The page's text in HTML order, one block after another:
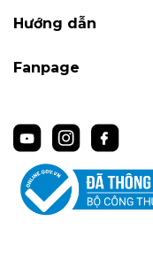
Hướng dẫn
Fanpage